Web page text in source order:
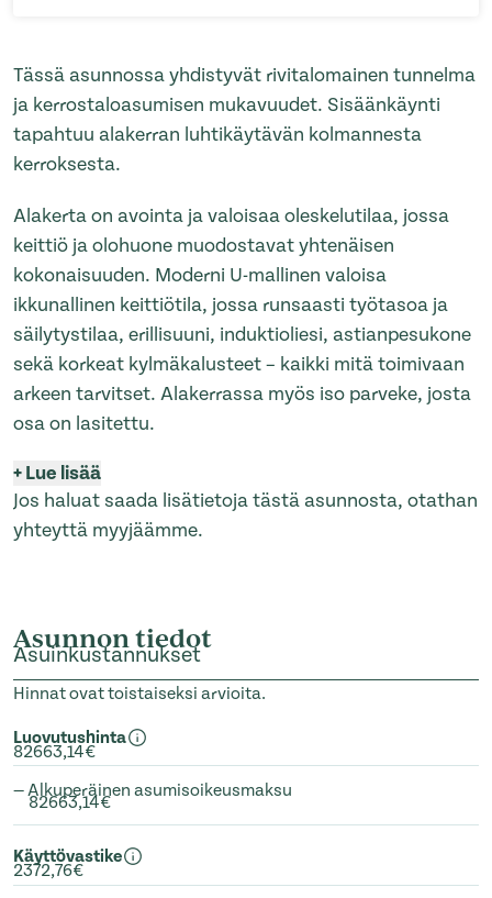
Tässä asunnossa yhdistyvät rivitalomainen tunnelma
ja kerrostaloasumisen mukavuudet. Sisäänkäynti
tapahtuu alakerran luhtikäytävän kolmannesta
kerroksesta.
Alakerta on avointa ja valoisaa oleskelutilaa, jossa
keittiö ja olohuone muodostavat yhtenäisen
kokonaisuuden. Moderni U-mallinen valoisa
ikkunallinen keittiötila, jossa runsaasti työtasoa ja
säilytystilaa, erillisuuni, induktioliesi, astianpesukone
sekä korkeat kylmäkalusteet – kaikki mitä toimivaan
arkeen tarvitset. Alakerrassa myös iso parveke, josta
osa on lasitettu.
+Lue lisää
Jos haluat saada lisätietoja tästä asunnosta, otathan
yhteyttä myyjäämme.
Asunnon tiedot
Asuinkustannukset
Hinnat ovat toistaiseksi arvioita.
Luovutushinta
82663,14€
— Alkuperäinen asumisoikeusmaksu
82663,14€
Käyttövastike
2372,76€